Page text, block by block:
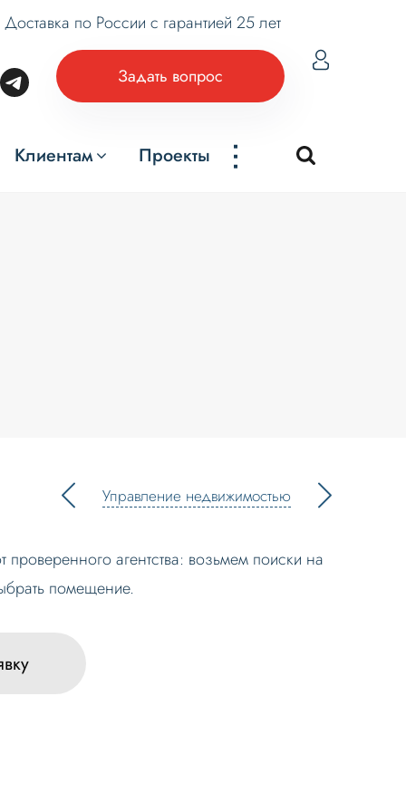
Доставка по России с гарантией 25 лет
Задать вопрос
Клиентам Проекты ...
Управление недвижимостью
агентства: возьмем поиски на
помещение.